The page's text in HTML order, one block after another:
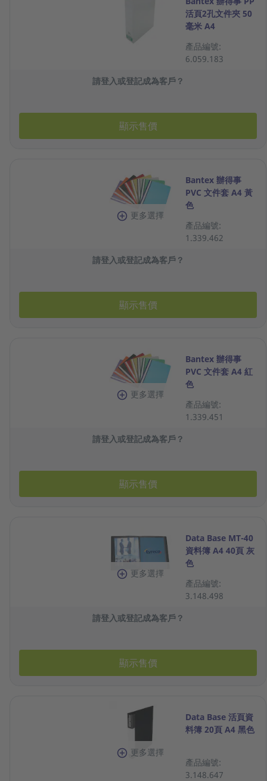
活頁2孔文件夾 50
毫米 A4
產品編號:
6.059.183
請登入或登記成為客戶？
顯示售價
更多選擇
Bantex 辦得事
PVC 文件套 A4 黃
色
產品編號:
1.339.462
請登入或登記成為客戶？
顯示售價
更多選擇
Bantex 辦得事
PVC 文件套 A4 紅
色
產品編號:
1.339.451
請登入或登記成為客戶？
顯示售價
更多選擇
Data Base MT-40
資料簿 A4 40頁 灰
色
產品編號:
3.148.498
請登入或登記成為客戶？
顯示售價
更多選擇
Data Base 活頁資
料簿 20頁 A4 黑色
產品編號:
3.148.647